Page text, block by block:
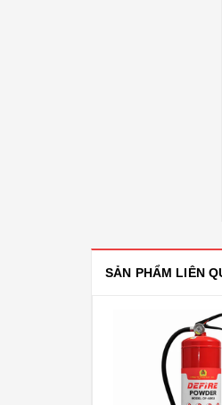
SẢN PHẨM LIÊN